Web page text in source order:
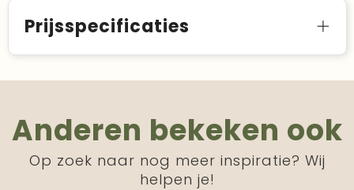
Prijsspecificaties
Anderen bekeken ook
Op zoek naar nog meer inspiratie? Wij
helpen je!